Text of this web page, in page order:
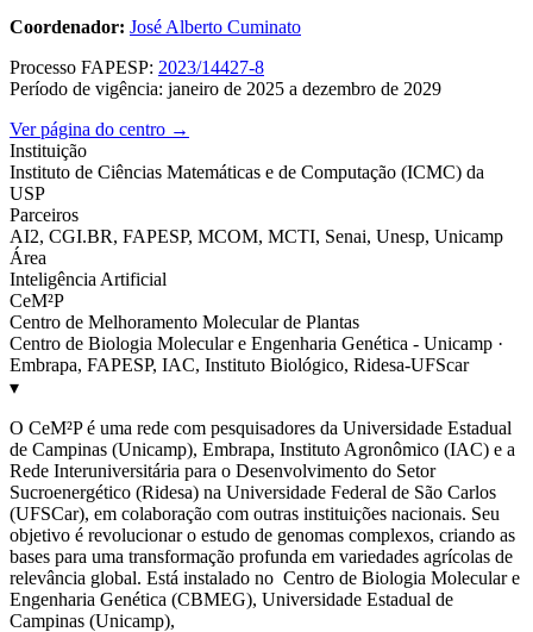
Coordenador: José Alberto Cuminato
Processo FAPESP: 2023/14427-8
Período de vigência: janeiro de 2025 a dezembro de 2029
Ver página do centro →
Instituição
Instituto de Ciências Matemáticas e de Computação (ICMC) da
USP
Parceiros
AI2, CGI.BR, FAPESP, MCOM, MCTI, Senai, Unesp, Unicamp
Área
Inteligência Artificial
CeM²P
Centro de Melhoramento Molecular de Plantas
Centro de Biologia Molecular e Engenharia Genética - Unicamp ·
Embrapa, FAPESP, IAC, Instituto Biológico, Ridesa-UFScar
▾
O CeM²P é uma rede com pesquisadores da Universidade Estadual
de Campinas (Unicamp), Embrapa, Instituto Agronômico (IAC) e a
Rede Interuniversitária para o Desenvolvimento do Setor
Sucroenergético (Ridesa) na Universidade Federal de São Carlos
(UFSCar), em colaboração com outras instituições nacionais. Seu
objetivo é revolucionar o estudo de genomas complexos, criando as
bases para uma transformação profunda em variedades agrícolas de
relevância global. Está instalado no Centro de Biologia Molecular e
Engenharia Genética (CBMEG), Universidade Estadual de
Campinas (Unicamp),